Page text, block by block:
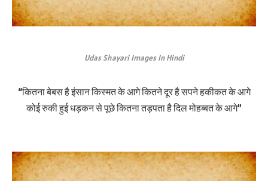
Udas Shayari Images In Hindi
“कितना बेबस है इंसान किस्मत के आगे कितने दूर है सपने हकीकत के आगे
कोई रुकी हुई धड़कन से पूछे कितना तड़पता है दिल मोहब्बत के आगे”